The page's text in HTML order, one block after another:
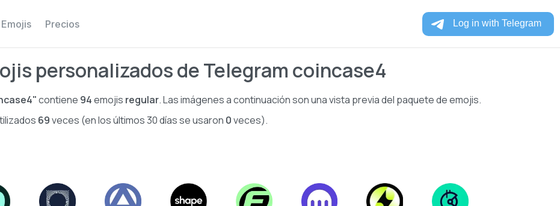
Emojis Precios
personalizados de Telegram coincase4
contiene 94emojis regular. Las imágenes a continuación son una vista previa del paquete de emojis.
69veces (en los últimos 30 días se usaron 0veces).